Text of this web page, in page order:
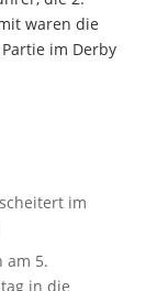
waren die
im Derby
im
am 5.
in die